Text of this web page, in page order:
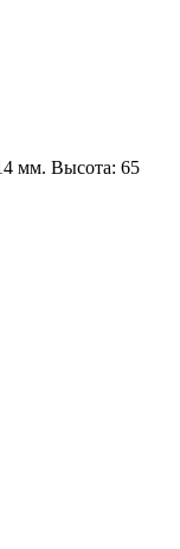
мм. Высота: 65